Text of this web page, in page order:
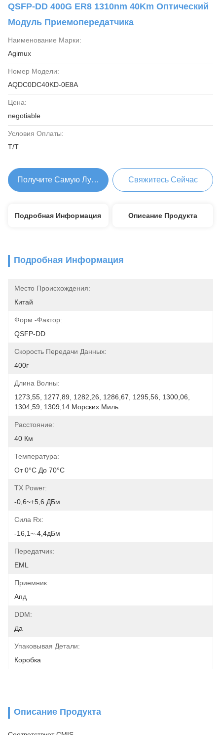
QSFP-DD 400G ER8 1310nm 40Km Оптический
Модуль Приемопередатчика
Наименование Марки:
Agimux
Номер Модели:
AQDC0DC40KD-0E8A
Цена:
negotiable
Условия Оплаты:
T/T
Получите Самую Лучшую ЦенуСвяжитесь Сейчас
Подробная Информация Описание Продукта
Подробная Информация
Место Происхождения:
Китай
Форм -фактор:
QSFP-DD
Скорость Передачи Данных:
400г
Длина Волны:
1273,55, 1277,89, 1282,26, 1286,67, 1295,56, 1300,06,
1304,59, 1309,14 Морских Миль
Расстояние:
40 Км
Температура:
От 0°C До 70°C
TX Power:
-0,6~+5,6 ДБм
Сила Rx:
-16,1~-4,4дБм
Передатчик:
EML
Приемник:
Апд
DDM:
Да
Упаковывая Детали:
Коробка
Описание Продукта